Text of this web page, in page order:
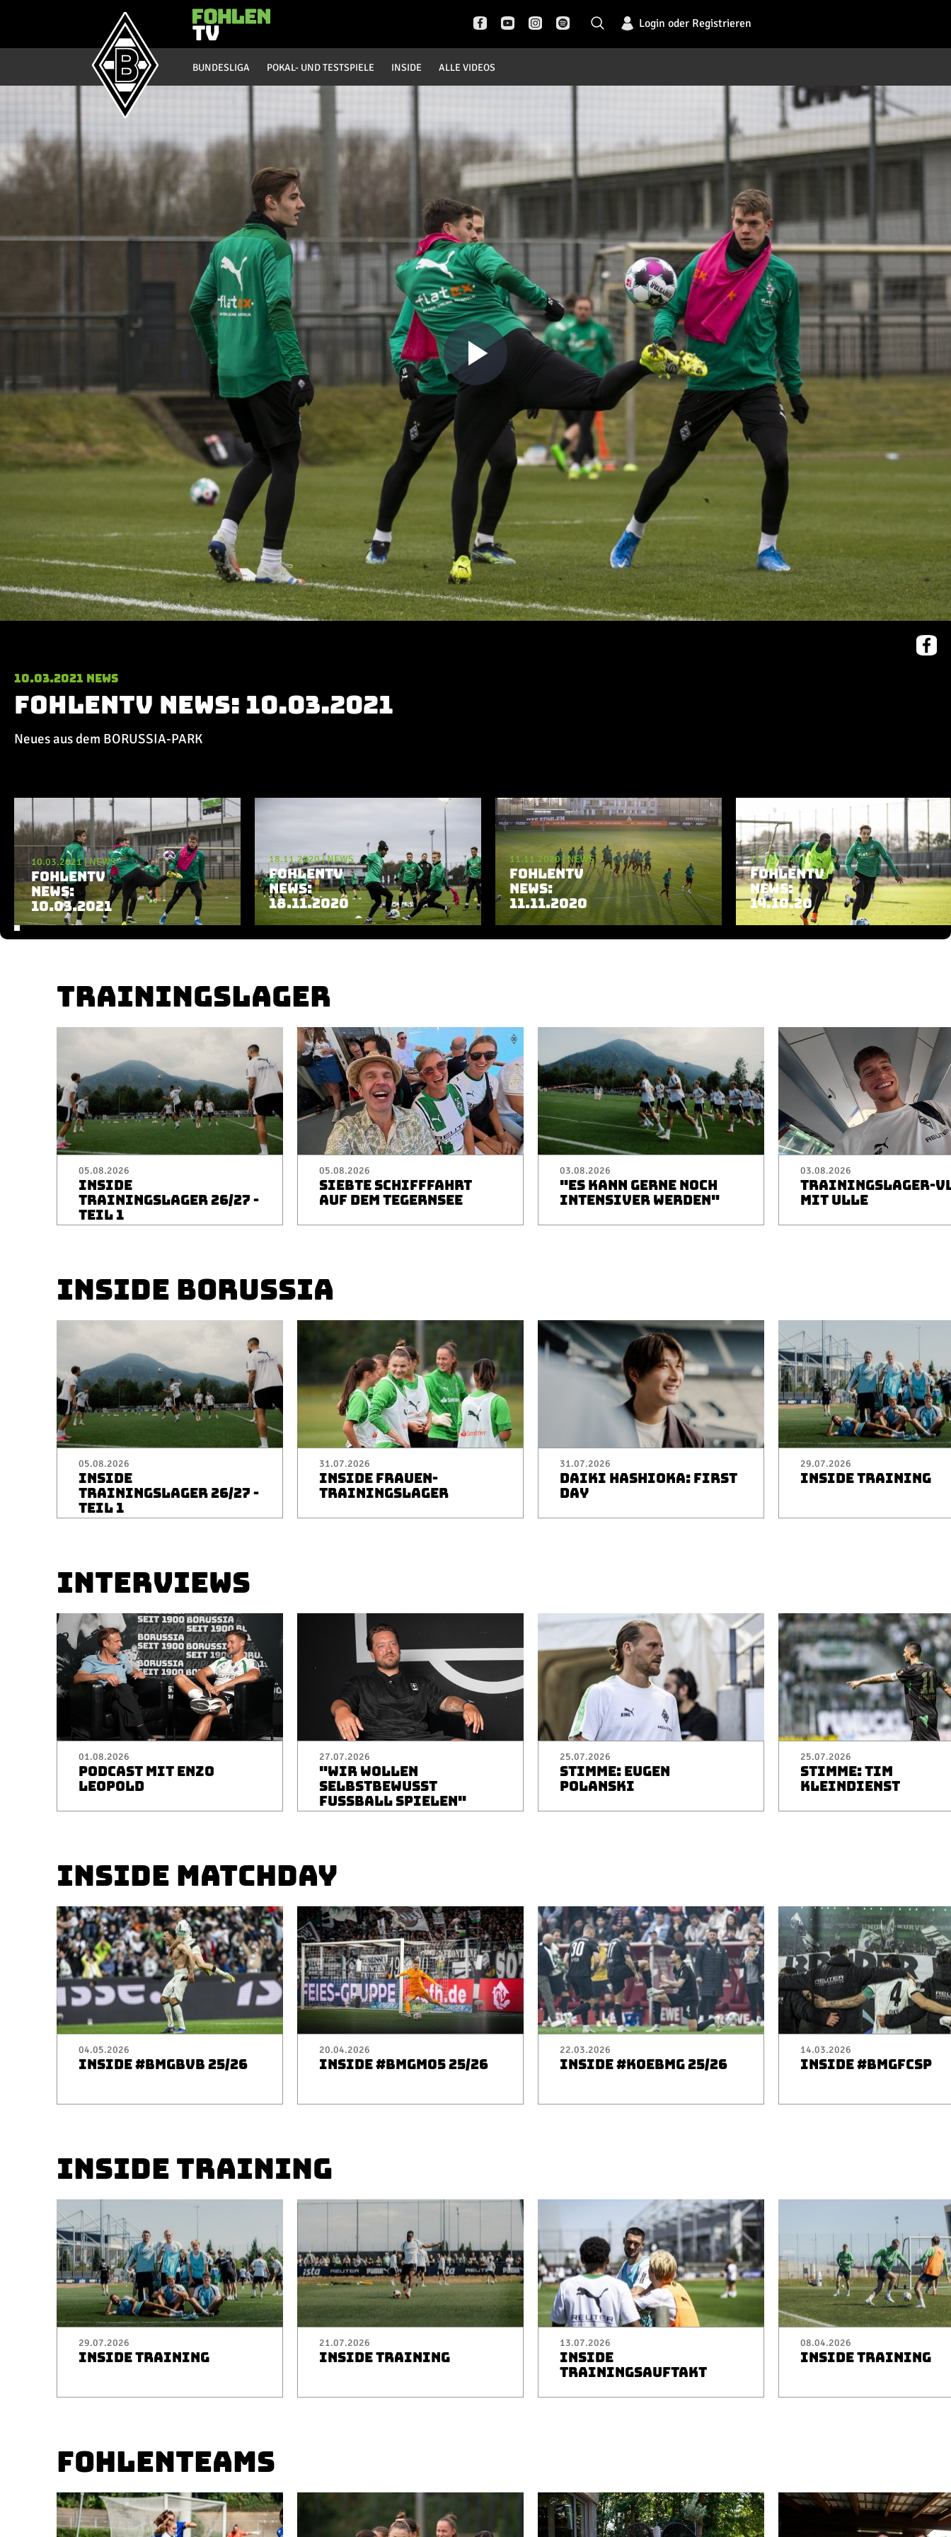
Login oder Registrieren
BUNDESLIGA POKAL- UND TESTSPIELE INSIDE ALLE VIDEOS
Saison 19/20
Saison 18/19
Saison 17/18
Saison 14/15
Saison 13/14
Saison 12/13
Saison 11/12
DFB Pokal
Champions League
Europa League
Pressekonferenzen
Rund um Borussia
English
Play
Video
10.03.2021 News
FohlenTV News: 10.03.2021
Neues aus dem BORUSSIA-PARK
Aktuelle Playlist
10.03.2021|NEWS
FOHLENTV
NEWS:
10.03.2021
18.11.2020|NEWS
FOHLENTV
NEWS:
18.11.2020
11.11.2020 |NEWS
FOHLENTV
NEWS:
11.11.2020
14.10.2020|NEWS
FOHLENTV
NEWS:
14.10.20
TRAININGSLAGER
05.08.2026
INSIDE
TRAININGSLAGER 26/27 -
TEIL 1
05.08.2026
SIEBTE SCHIFFFAHRT
AUF DEM TEGERNSEE
03.08.2026
"ES KANN GERNE NOCH
INTENSIVER WERDEN"
03.08.2026
TRAININGSLAGER-
MIT ULLE
INSIDE BORUSSIA
05.08.2026
INSIDE
TRAININGSLAGER 26/27 -
TEIL 1
31.07.2026
INSIDE FRAUEN-
TRAININGSLAGER
31.07.2026
DAIKI HASHIOKA: FIRST
DAY
29.07.2026
INSIDE TRAINING
INTERVIEWS
01.08.2026
PODCAST MIT ENZO
LEOPOLD
27.07.2026
"WIR WOLLEN
SELBSTBEWUSST
FUSSBALL SPIELEN"
25.07.2026
STIMME: EUGEN
POLANSKI
25.07.2026
STIMME: TIM
KLEINDIENST
INSIDE MATCHDAY
04.05.2026
INSIDE #BMGBVB 25/26
20.04.2026
INSIDE #BMGM05 25/26
22.03.2026
INSIDE #KOEBMG 25/26
14.03.2026
INSIDE #BMGFCSP
INSIDE TRAINING
29.07.2026
INSIDE TRAINING
21.07.2026
INSIDE TRAINING
13.07.2026
INSIDE
TRAININGSAUFTAKT
08.04.2026
INSIDE TRAINING
FOHLENTEAMS